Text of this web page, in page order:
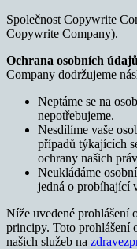
Společnost Copywrite
Copywrite Company).
Ochrana osobních
Company dodržujeme
Neptáme se na
nepotřebujeme.
Nesdílíme vaše
případů týkajících
ochrany našich
Neukládáme
jedná o probíhající
Níže uvedené prohlášení
principy. Toto prohlášení
našich služeb na